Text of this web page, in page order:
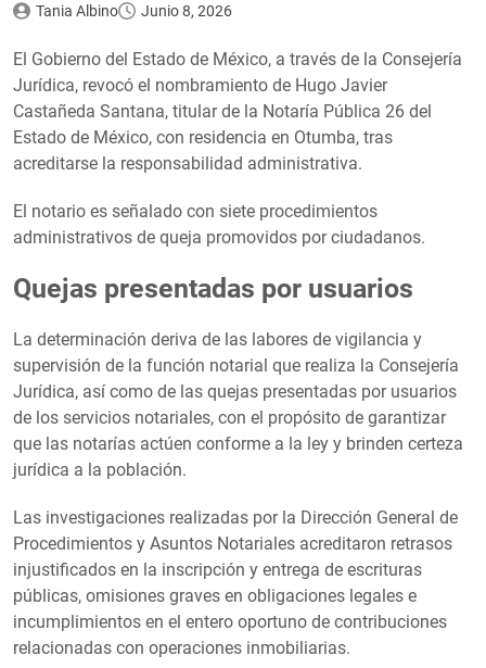
Tania Albino Junio 8, 2026
El Gobierno del Estado de México, a través de la Consejería
Jurídica, revocó el nombramiento de Hugo Javier
Castañeda Santana, titular de la Notaría Pública 26 del
Estado de México, con residencia en Otumba, tras
acreditarse la responsabilidad administrativa.
El notario es señalado con siete procedimientos
administrativos de queja promovidos por ciudadanos.
Quejas presentadas por usuarios
La determinación deriva de las labores de vigilancia y
supervisión de la función notarial que realiza la Consejería
Jurídica, así como de las quejas presentadas por usuarios
de los servicios notariales, con el propósito de garantizar
que las notarías actúen conforme a la ley y brinden certeza
jurídica a la población.
Las investigaciones realizadas por la Dirección General de
Procedimientos y Asuntos Notariales acreditaron retrasos
injustificados en la inscripción y entrega de escrituras
públicas, omisiones graves en obligaciones legales e
incumplimientos en el entero oportuno de contribuciones
relacionadas con operaciones inmobiliarias.